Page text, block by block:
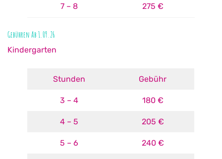
7 – 8 275 €
Gebühren Ab 1.09.26
Kindergarten
Stunden Gebühr
3 – 4 180 €
4 – 5 205 €
5 – 6 240 €